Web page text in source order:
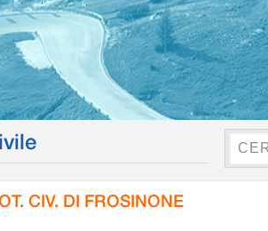
CIV. DI FROSINONE